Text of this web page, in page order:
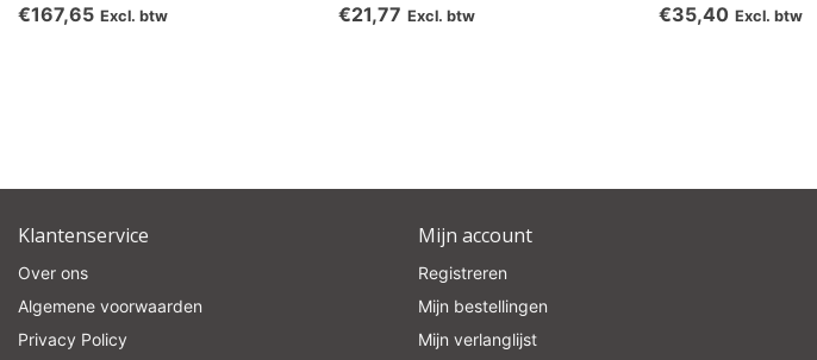
€167,65 Excl. btw €21,77 Excl. btw €35,40 Excl. btw
Klantenservice
Over ons
Algemene voorwaarden
Privacy Policy
Mijn account
Registreren
Mijn bestellingen
Mijn verlanglijst